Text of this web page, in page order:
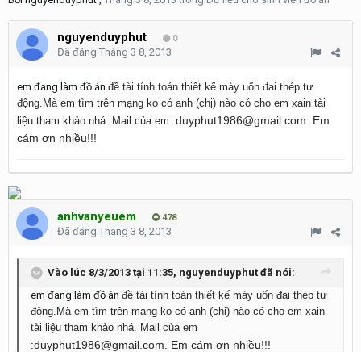
nguyenduyphut 0
Đã đăng Tháng 3 8, 2013
em đang làm đồ án đề tài tính toán thiết kế mày uốn đai thép tự
động.Mà em tìm trên mạng ko có anh (chị) nào có cho em xain tài
liệu tham khảo nhá. Mail của em :duyphut1986@gmail.com. Em
cám ơn nhiều!!!
anhvanyeuem 478
Đã đăng Tháng 3 8, 2013
Vào lúc 8/3/2013 tại 11:35, nguyenduyphut đã nói:
em đang làm đồ án đề tài tính toán thiết kế mày uốn đai thép tự
động.Mà em tìm trên mạng ko có anh (chị) nào có cho em xain
tài liệu tham khảo nhá. Mail của em
:duyphut1986@gmail.com. Em cám ơn nhiều!!!